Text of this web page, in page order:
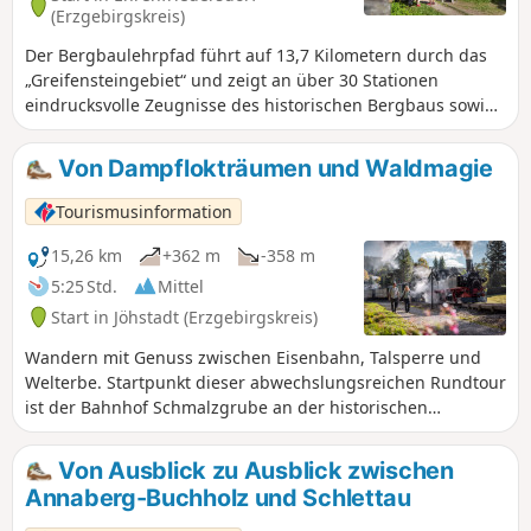
naturnah am Waldrand entlang, bevor die Tour am
Dürrenberg den Kammweg verlässt. In Tschechien führt
der Weg zur Talsperre Preßnitz, unter der das ehemalige
Dorf liegt. Nach der Staumauer steigt der Weg durch stille
Wälder, mit Abstecher zum Mönchsfelsen, bevor erneut die
Grenze überquert wird. Über die weite Hochfläche bei
Satzung geht es zurück zum Hirtstein.
(Erzgebirgskreis)
Der Bergbaulehrpfad führt auf 13,7 Kilometern durch das
„Greifensteingebiet“ und zeigt an über 30 Stationen
eindrucksvolle Zeugnisse des historischen Bergbaus sowie
Spuren in Natur, Landschaft & Kultur.
Von Dampflokträumen und Waldmagie
Tourismusinformation
15,26 km
+362 m
-358 m
5:25 Std.
Mittel
Start in Jöhstadt (Erzgebirgskreis)
Wandern mit Genuss zwischen Eisenbahn, Talsperre und
Welterbe. Startpunkt dieser abwechslungsreichen Rundtour
ist der Bahnhof Schmalzgrube an der historischen
Preßnitztalbahn. Auf dem Kammweg Erzgebirge-Vogtland
folgen Wanderer den Gleisen Richtung Jöhstadt – mit etwas
Glück zieht eine Dampflok durchs Tal. Der Weg verläuft
durch ein kühles Bachtal mit Rastplätzen, bevor in Jöhstadt
Von Ausblick zu Ausblick zwischen
Annaberg-Buchholz und Schlettau